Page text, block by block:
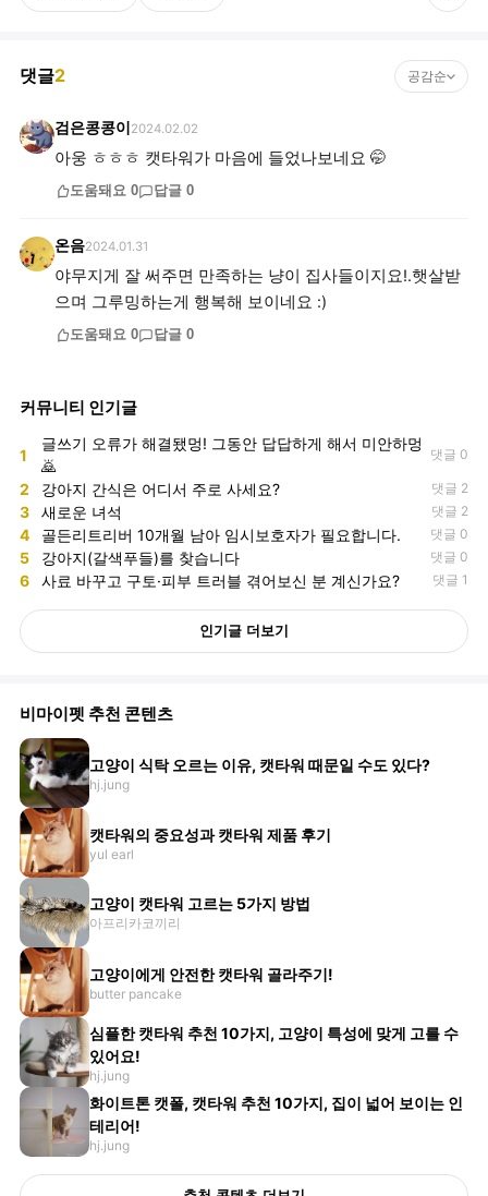
댓글2 공감순
검은콩콩이 2024.02.02
아웅 ㅎㅎㅎ 캣타워가 마음에 들었나보네요 🤭
도움돼요 0 답글 0
온음2024.01.31
야무지게 잘 써주면 만족하는 냥이 집사들이지요!.햇살받
으며 그루밍하는게 행복해 보이네요 :)
도움돼요 0 답글 0
커뮤니티 인기글
1
글쓰기 오류가 해결됐멍! 그동안 답답하게 해서 미안하멍
🙇
댓글 0
2 강아지 간식은 어디서 주로 사세요? 댓글 2
3 새로운 녀석 댓글 2
4 골든리트리버 10개월 남아 임시보호자가 필요합니다. 댓글 0
5 강아지(갈색푸들)를 찾습니다 댓글 0
6 사료 바꾸고 구토·피부 트러블 겪어보신 분 계신가요? 댓글 1
인기글 더보기
비마이펫 추천 콘텐츠
고양이 식탁 오르는 이유, 캣타워 때문일 수도 있다?
hj.jung
캣타워의 중요성과 캣타워 제품 후기
yul earl
고양이 캣타워 고르는 5가지 방법
아프리카코끼리
고양이에게 안전한 캣타워 골라주기!
butter pancake
심플한 캣타워 추천 10가지, 고양이 특성에 맞게 고를 수
있어요!
hj.jung
화이트톤 캣폴, 캣타워 추천 10가지, 집이 넓어 보이는 인
테리어!
hj.jung